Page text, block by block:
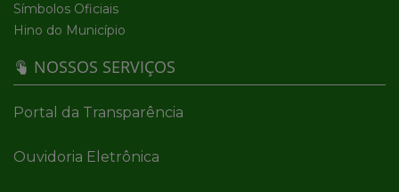
Símbolos Oficiais
Hino do Município
NOSSOS SERVIÇOS
Portal da Transparência
Ouvidoria Eletrônica